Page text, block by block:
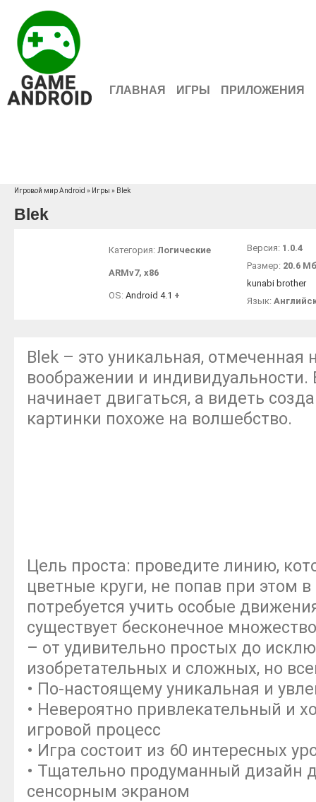
ГЛАВНАЯ ИГРЫ ПРИЛОЖЕНИЯ
Игровой мир Android » Игры » Blek
Blek
Категория: Логические
ARMv7, x86
OS: Android 4.1 +
Версия: 1.0.4
Размер: 20.6 Мб
kunabi brother
Язык:
Blek – это уникальная, отмеченная
воображении и индивидуальности.
начинает двигаться, а видеть
картинки похоже на волшебство.
Цель проста: проведите линию,
цветные круги, не попав при этом
потребуется учить особые
существует бесконечное
– от удивительно простых до
изобретательных и сложных, но
• По-настоящему уникальная и
• Невероятно привлекательный и
игровой процесс
• Игра состоит из 60 интересных
• Тщательно продуманный дизайн
сенсорным экраном